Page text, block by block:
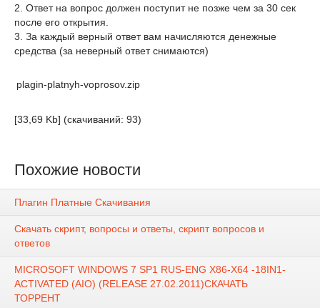
2. Ответ на вопрос должен поступит не позже чем за 30 сек
после его открытия.
3. За каждый верный ответ вам начисляются денежные
средства (за неверный ответ снимаются)
plagin-platnyh-voprosov.zip
[33,69 Kb] (cкачиваний: 93)
Похожие новости
Плагин Платные Скачивания
Скачать скрипт, вопросы и ответы, скрипт вопросов и
ответов
MICROSOFT WINDOWS 7 SP1 RUS-ENG X86-X64 -18IN1-
ACTIVATED (AIO) (RELEASE 27.02.2011)СКАЧАТЬ
ТОРРЕНТ